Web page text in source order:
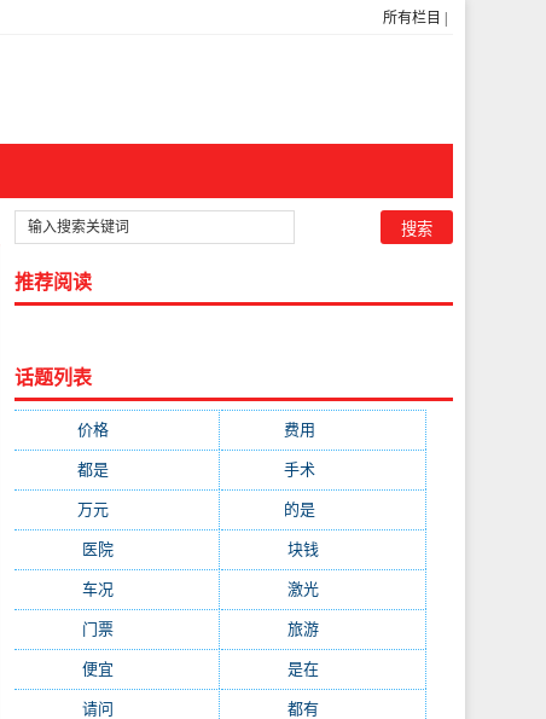
所有栏目
推荐阅读
话题列表
价格 费用
都是 手术(1536)
万元 的是(1059)
医院(647) 块钱
车况(582) 激光
门票(564) 旅游
便宜 是在
请问 都有